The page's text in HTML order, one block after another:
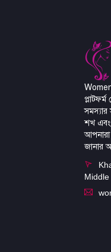
সমস্যার
শখ এবং
আপনারা
জানার